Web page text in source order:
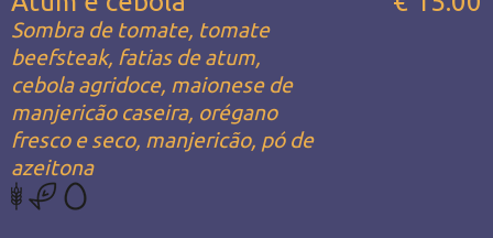
Sombra de tomate, tomate
beefsteak, fatias de atum,
cebola agridoce, maionese de
manjericão caseira, orégano
fresco e seco, manjericão, pó de
azeitona